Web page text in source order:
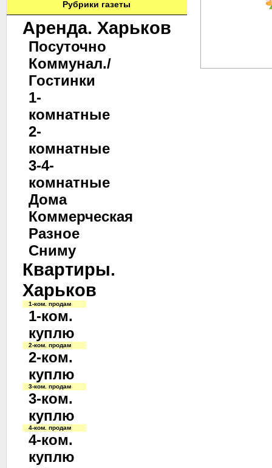
Рубрики газеты
Аренда. Харьков
Посуточно
Коммунал./
Гостинки
1-
комнатные
2-
комнатные
3-4-
комнатные
Дома
Коммерческая
Разное
Сниму
Квартиры.
Харьков
1-ком. продам
1-ком.
куплю
2-ком. продам
2-ком.
куплю
3-ком. продам
3-ком.
куплю
4-ком. продам
4-ком.
куплю